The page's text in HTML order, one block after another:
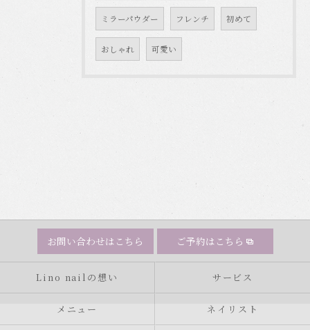
ミラーパウダー フレンチ 初めて
おしゃれ 可愛い
お問い合わせはこちら ご予約はこちら
Lino nailの想い サービス
メニュー ネイリスト